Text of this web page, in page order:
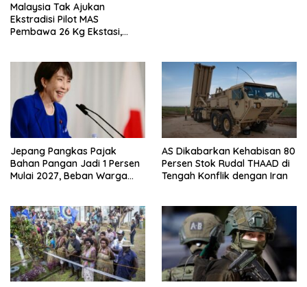
Malaysia Tak Ajukan
Ekstradisi Pilot MAS
Pembawa 26 Kg Ekstasi,
Jepang Pangkas Pajak
Bahan Pangan Jadi 1 Persen
Mulai 2027, Beban Warga
AS Dikabarkan Kehabisan 80
Persen Stok Rudal THAAD di
Tengah Konflik dengan Iran